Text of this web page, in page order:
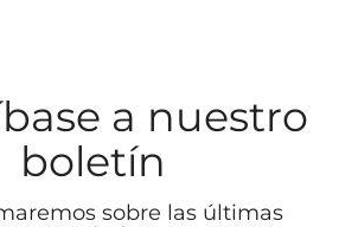
a nuestro
boletín
sobre las últimas